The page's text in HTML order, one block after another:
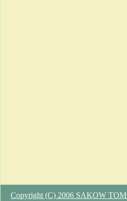
Copyright (C) 2006 SAKOW